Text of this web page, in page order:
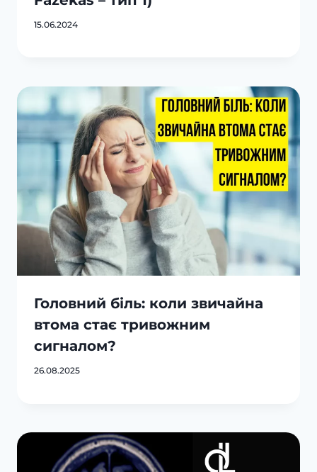
15.06.2024
Головний біль: коли звичайна
втома стає тривожним
сигналом?
26.08.2025